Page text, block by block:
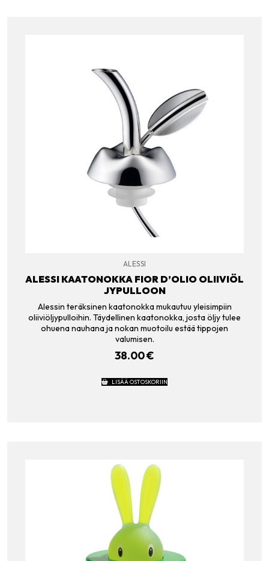
ALESSI
ALESSI KAATONOKKA FIOR D’OLIO OLIIVIÖL
JYPULLOON
Alessin teräksinen kaatonokka mukautuu yleisimpiin
oliiviöljypulloihin. Täydellinen kaatonokka, josta öljy tulee
ohuena nauhana ja nokan muotoilu estää tippojen
valumisen.
38.00€
LISÄÄ OSTOSKORIIN